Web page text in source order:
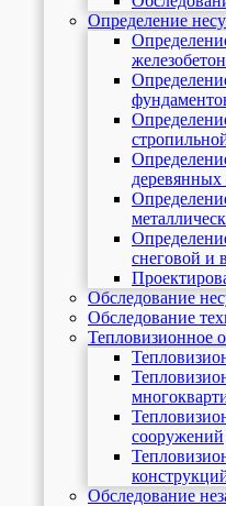
Определение
деревянных
снеговой и
Обследование
Обследование
Тепловизионное
сооружений
Обследование